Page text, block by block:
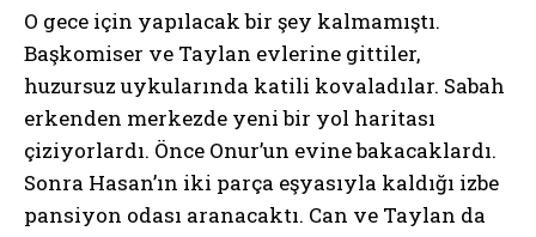
O gece için yapılacak bir şey kalmamıştı.
Başkomiser ve Taylan evlerine gittiler,
huzursuz uykularında katili kovaladılar. Sabah
erkenden merkezde yeni bir yol haritası
çiziyorlardı. Önce Onur’un evine bakacaklardı.
Sonra Hasan’ın iki parça eşyasıyla kaldığı izbe
pansiyon odası aranacaktı. Can ve Taylan da